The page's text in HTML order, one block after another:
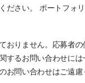
ださい。 ポートフォ
おりません。応募者
するお問い合わせに
お問い合わせはご遠慮